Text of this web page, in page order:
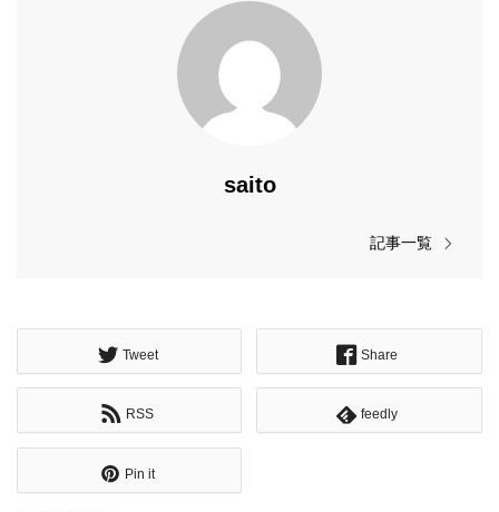
saito
記事一覧
Tweet Share
RSS feedly
Pin it